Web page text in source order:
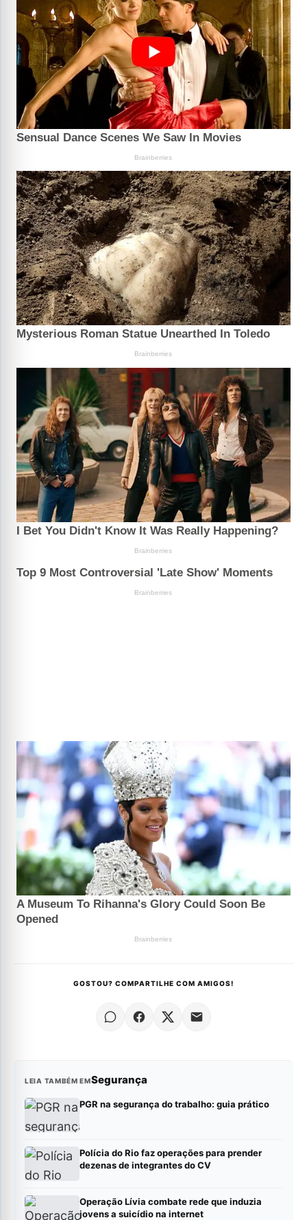
GOSTOU? COMPARTILHE COM AMIGOS!
LEIA TAMBÉM EMSegurança
PGR na segurança do trabalho: guia prático
Polícia do Rio faz operações para prender
dezenas de integrantes do CV
Operação Lívia combate rede que induzia
jovens a suicídio na internet